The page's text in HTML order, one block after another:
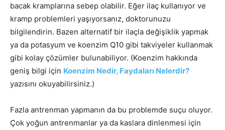
bacak kramplarına sebep olabilir. Eğer ilaç kullanıyor ve
kramp problemleri yaşıyorsanız, doktorunuzu
bilgilendirin. Bazen alternatif bir ilaçla değişiklik yapmak
ya da potasyum ve koenzim Q10 gibi takviyeler kullanmak
gibi kolay çözümler bulunabiliyor. (Koenzim hakkında
geniş bilgi için Koenzim Nedir, Faydaları Nelerdir?
yazısını okuyabilirsiniz.)
Fazla antrenman yapmanın da bu problemde suçu oluyor.
Çok yoğun antrenmanlar ya da kaslara dinlenmesi için